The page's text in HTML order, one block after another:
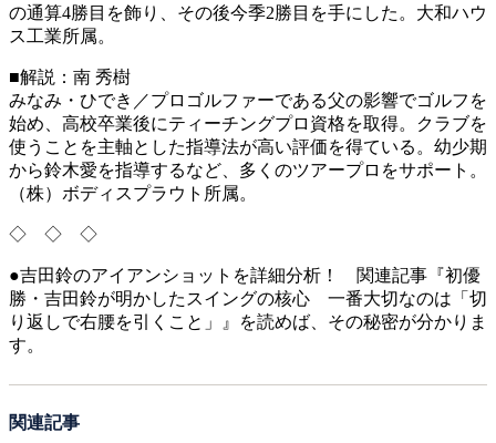
の通算4勝目を飾り、その後今季2勝目を手にした。大和ハウ
ス工業所属。
■解説：南 秀樹
みなみ・ひでき／プロゴルファーである父の影響でゴルフを
始め、高校卒業後にティーチングプロ資格を取得。クラブを
使うことを主軸とした指導法が高い評価を得ている。幼少期
から鈴木愛を指導するなど、多くのツアープロをサポート。
（株）ボディスプラウト所属。
◇ ◇ ◇
●吉田鈴のアイアンショットを詳細分析！ 関連記事『初優
勝・吉田鈴が明かしたスイングの核心 一番大切なのは「切
り返しで右腰を引くこと」』を読めば、その秘密が分かりま
す。
関連記事